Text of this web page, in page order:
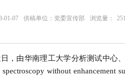
01-07 供稿单位：党委宣传部 浏览量：
由华南理工大学分析测试中心、
spectroscopy without